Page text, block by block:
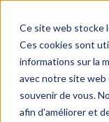
Ce site web stocke
Ces cookies sont
informations sur la
avec notre site
souvenir de vous.
afin d'améliorer et